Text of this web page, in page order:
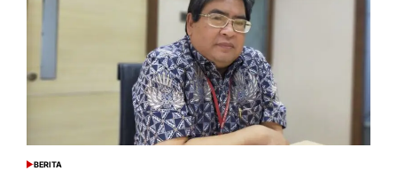
POSTED
BERITA